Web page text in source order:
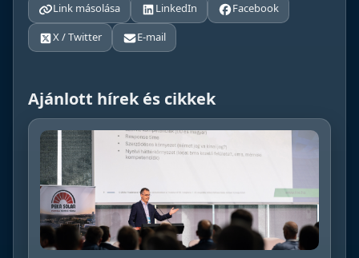
Link másolása LinkedIn
Facebook
X / Twitter
E-mail
Ajánlott hírek és cikkek